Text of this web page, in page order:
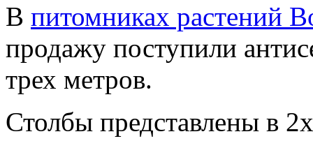
В питомниках растений
продажу поступили
трех метров.
Столбы представлены в